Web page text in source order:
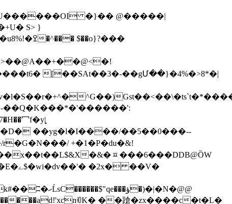
�}�� @�����|
S> }
^G��)
��Q�K���*�'������':
+�1�P�du�&!
�&�ᇁ���6���DDB@ȌW
���ad!'xƈnꂇK� ��蹌�zx����c�t�L�